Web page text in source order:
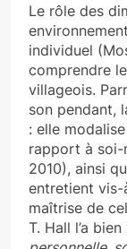
Le rôle des
individuel
comprendre
villageois.
son pendant,
: elle
rapport à soi-
2010), ainsi
entretient vis-
maîtrise de
T. Hall l’a